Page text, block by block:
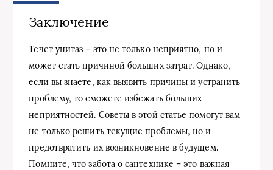
Заключение
Течет унитаз – это не только неприятно, но и
может стать причиной больших затрат. Однако,
если вы знаете, как выявить причины и устранить
проблему, то сможете избежать больших
неприятностей. Советы в этой статье помогут вам
не только решить текущие проблемы, но и
предотвратить их возникновение в будущем.
Помните, что забота о сантехнике – это важная